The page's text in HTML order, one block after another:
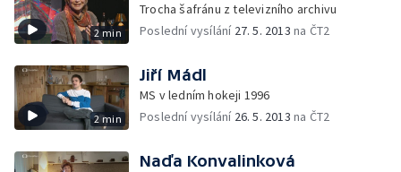
2 min
Trocha šafránu z televizního archivu
Poslední vysílání 27. 5. 2013 na ČT2
2 min
Jiří Mádl
MS v ledním hokeji 1996
Poslední vysílání 26. 5. 2013 na ČT2
Naďa Konvalinková